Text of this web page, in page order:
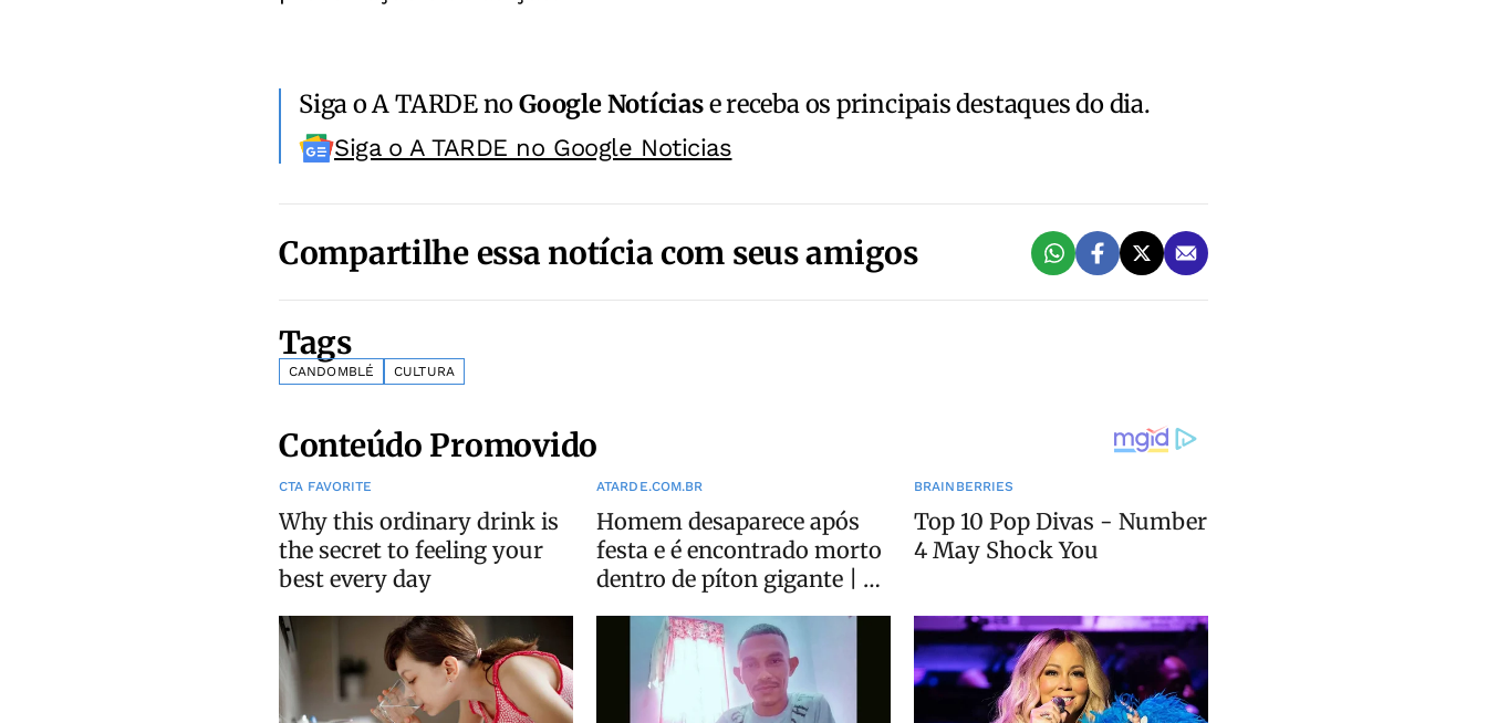
Siga o A TARDE noGoogle Notíciase receba os principais destaques do dia.
Siga o A TARDE no Google Noticias
Compartilhe essa notícia com seus amigos
Tags
CANDOMBLÉ CULTURA